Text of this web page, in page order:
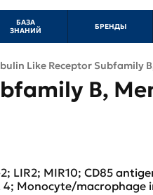
БАЗА
ЗНАНИЙ
БРЕНДЫ
Like Receptor Subfamily
B,
LIR2; MIR10; CD85
Monocyte/macrophage